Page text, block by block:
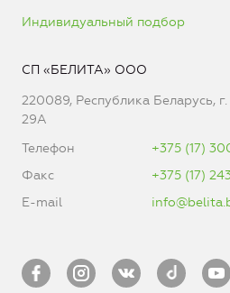
Индивидуальный подбор
СП «БЕЛИТА» ООО
220089, Республика Беларусь,
29А
Телефон
+375 (17)
Факс
+375 (17)
E-mail